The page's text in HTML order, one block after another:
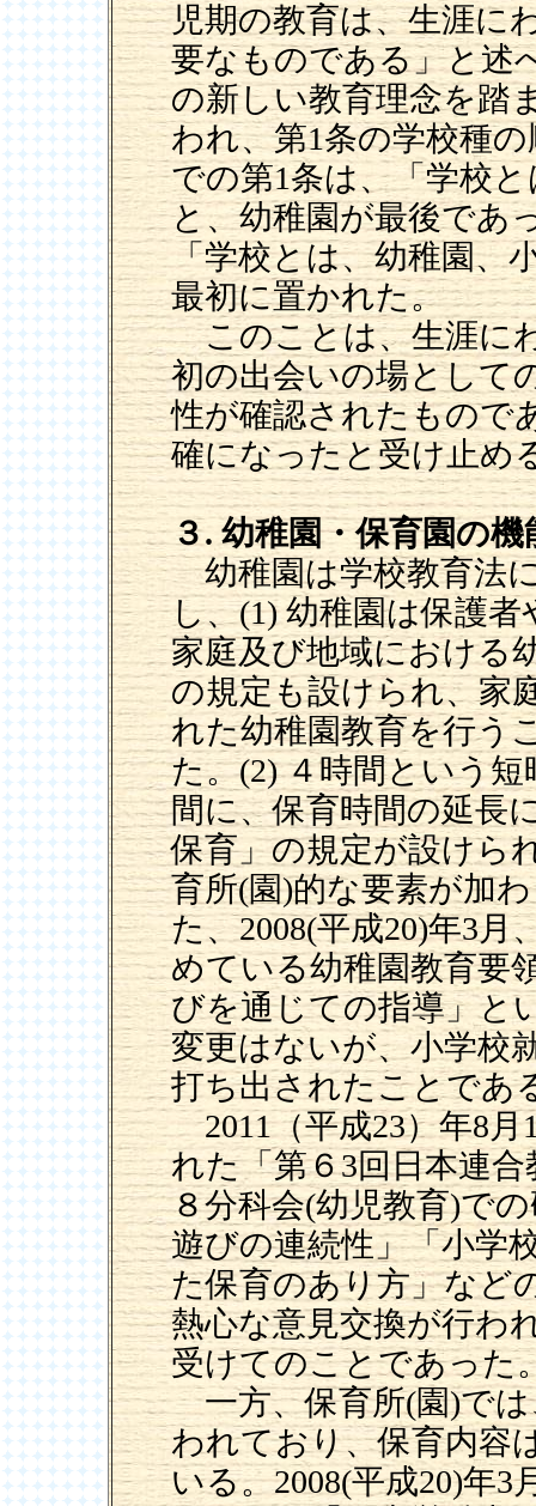
児期の教育は、生涯に
要なものである」と述
の新しい教育理念を踏
われ、第1条の学校種
での第1条は、「学校
と、幼稚園が最後であ
「学校とは、幼稚園、
最初に置かれた。
このことは、生涯に
初の出会いの場として
性が確認されたもので
確になったと受け止め
３. 幼稚園・保育園の
幼稚園は学校教育法
し、(1) 幼稚園は保護
家庭及び地域における
の規定も設けられ、家
れた幼稚園教育を行う
た。(2) ４時間という
間に、保育時間の延長
保育」の規定が設けら
育所(園)的な要素が加
た、2008(平成20)年3
めている幼稚園教育要
びを通じての指導」と
変更はないが、小学校
打ち出されたことであ
2011（平成23）年8月
れた「第６3回日本連
８分科会(幼児教育)で
遊びの連続性」「小学
た保育のあり方」など
熱心な意見交換が行わ
受けてのことであった
一方、保育所(園)では
われており、保育内容
いる。2008(平成20)年